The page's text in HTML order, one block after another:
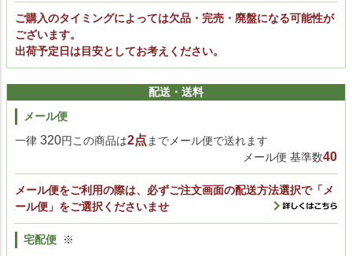
ご購入のタイミングによっては欠品・完売・廃盤になる可能性が
ございます。
出荷予定日は目安としてお考えください。
配送・送料
メール便
一律 320円この商品は2点までメール便で送れます
メール便 基準数40
メール便をご利用の際は、必ずご注文画面の配送方法選択で「メ
ール便」をご選択くださいませ
宅配便 ※